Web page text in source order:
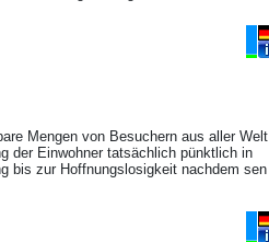
Mengen von Besuchern aus aller Welt
der Einwohner tatsächlich pünktlich in
bis zur Hoffnungslosigkeit nachdem sen